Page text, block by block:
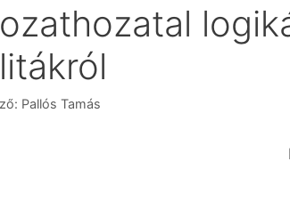
Pallós Tamás